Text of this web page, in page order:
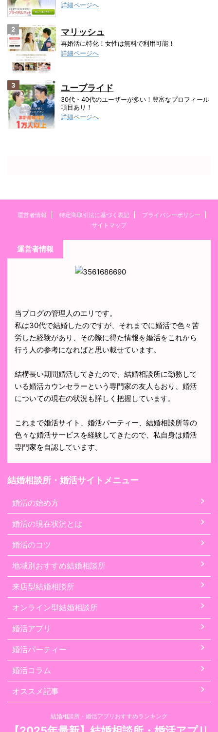
詳細ページへ
2 マリッシュ
再婚活に特化！女性は無料で利用可能！
詳細ページへ
3 ユーブライド
30代・40代のユーザーが多い！豊富なプロフィール
項目あり！
詳細ページへ
運営者情報 特定商取引法に基づく表記
プライバシーポリシー
サイトマップ
運営者情報
当ブログの管理人のエリです。
私は30代で結婚したのですが、それまでに婚活で色々苦
労した経験があり、その際に得た情報を婚活をこれから
行う人の参考になればと思い載せています。
結構長い期間婚活してきたので、結婚相談所に勤務して
いる婚活カウンセラーという専門家の友人もおり、婚活
についての現在の状況も詳しく把握しています。
これまで婚活サイト、婚活パーティー、結婚相談所等の
色々な婚活サービスを経験してきたので、私自身は婚活
専門家を自認しています。
結婚相談所・婚活サイトメニュー
婚活の始め方
婚活の現在状況とは
婚活のコツ
地域別おすすめ結婚相談所
来店型結婚相談所
オンライン型結婚相談所
婚活アプリ
婚活パーティー
婚活コラム
オススメ記事
結婚相談所・婚活アプリおすすめランキング